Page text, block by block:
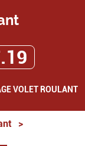
VOLET ROULANT
>